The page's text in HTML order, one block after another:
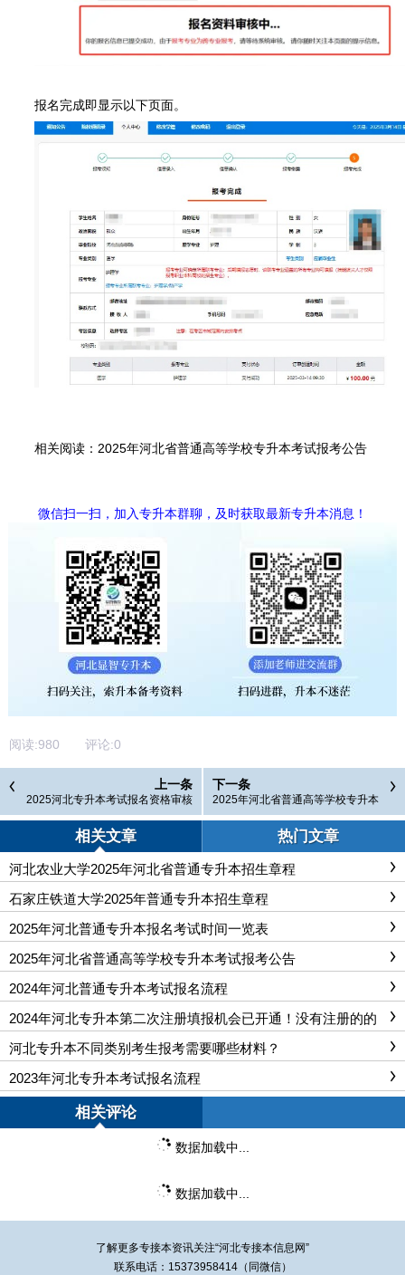
报名完成即显示以下页面。
相关阅读： 2025年河北省普通高等学校专升本考试报考公告
微信扫一扫，加入专升本群聊，及时获取最新专升本消息！
阅读:980 评论:0
上一条
2025河北专升本考试报名资格审核
下一条
2025年河北省普通高等学校专升本
相关文章 热门文章
河北农业大学2025年河北省普通专升本招生章程
石家庄铁道大学2025年普通专升本招生章程
2025年河北普通专升本报名考试时间一览表
2025年河北省普通高等学校专升本考试报考公告
2024年河北普通专升本考试报名流程
2024年河北专升本第二次注册填报机会已开通！没有注册的的
同学不要错过！
河北专升本不同类别考生报考需要哪些材料？
2023年河北专升本考试报名流程
相关评论
数据加载中...
数据加载中...
了解更多专接本资讯关注“河北专接本信息网”
联系电话：15373958414（同微信）